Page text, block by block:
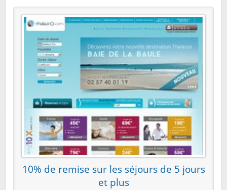
10% de remise sur les séjours de 5 jours
et plus